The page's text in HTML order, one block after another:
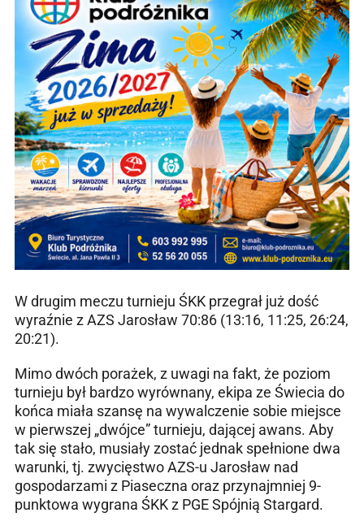
W drugim meczu turnieju ŚKK przegrał już dość
wyraźnie z AZS Jarosław 70:86 (13:16, 11:25, 26:24,
20:21).
Mimo dwóch porażek, z uwagi na fakt, że poziom
turnieju był bardzo wyrównany, ekipa ze Świecia do
końca miała szansę na wywalczenie sobie miejsce
w pierwszej „dwójce” turnieju, dającej awans. Aby
tak się stało, musiały zostać jednak spełnione dwa
warunki, tj. zwycięstwo AZS-u Jarosław nad
gospodarzami z Piaseczna oraz przynajmniej 9-
punktowa wygrana ŚKK z PGE Spójnią Stargard.